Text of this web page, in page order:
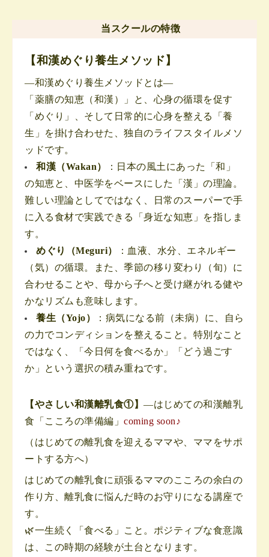
当スクールの特徴
【和漢めぐり養生メソッド】
—和漢めぐり養生メソッドとは—
「薬膳の知恵（和漢）」と、心身の循環を促す
「めぐり」、そして日常的に心身を整える「養
生」を掛け合わせた、独自のライフスタイルメソ
ッドです。
和漢（Wakan）
：日本の風土にあった「和」
の知恵と、中医学をベースにした「漢」の理論。
難しい理論としてではなく、日常のスーパーで手
に入る食材で実践できる「身近な知恵」を指しま
す。
めぐり（Meguri）
：血液、水分、エネルギー
（気）の循環。また、季節の移り変わり（旬）に
合わせることや、母から子へと受け継がれる健や
かなリズムも意味します。
養生（Yojo）
：病気になる前（未病）に、自ら
の力でコンディションを整えること。特別なこと
ではなく、「今日何を食べるか」「どう過ごす
か」という選択の積み重ねです。
【やさしい和漢離乳食①】 —はじめての和漢離乳
食「こころの準備編」 coming soon♪
（はじめての離乳食を迎えるママや、ママをサポ
ートする方へ）
はじめての離乳食に頑張るママのこころの余白の
作り方、離乳食に悩んだ時のお守りになる講座で
す。
🌿一生続く「食べる」こと。ポジティブな食意識
は、この時期の経験が土台となります。